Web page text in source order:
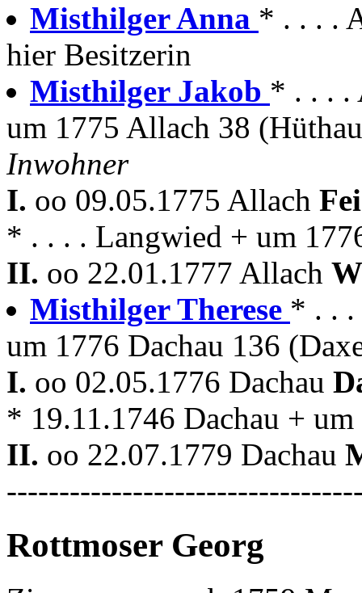
Misthilger Anna * . . . .
hier Besitzerin
Misthilger Jakob * . . . .
um 1775 Allach 38
Inwohner
I. oo 09.05.1775 Allach
* . . . . Langwied + um
II. oo 22.01.1777 Allach
Misthilger Therese * . . .
um 1776 Dachau 136
I. oo 02.05.1776 Dachau
* 19.11.1746 Dachau +
II. oo 22.07.1779 Dachau
Rottmoser Georg